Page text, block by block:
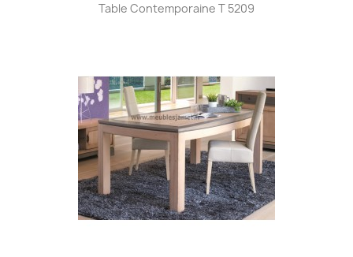
Table Contemporaine T 5209